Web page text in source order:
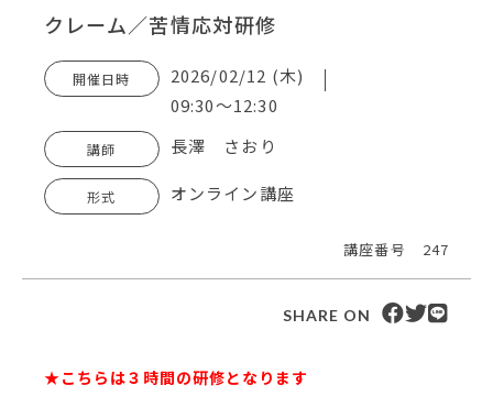
クレーム／苦情応対研修
開催日時
2026/02/12 (木)
09:30～12:30
講師 長澤 さおり
形式 オンライン講座
講座番号 247
SHARE ON
★こちらは３時間の研修となります